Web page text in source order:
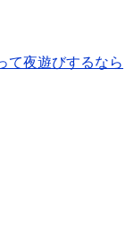
て夜遊びするなら